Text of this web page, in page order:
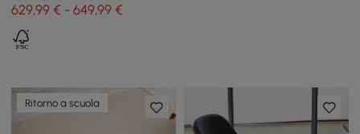
629,99 € - 649,99 €
Ritorno a scuola